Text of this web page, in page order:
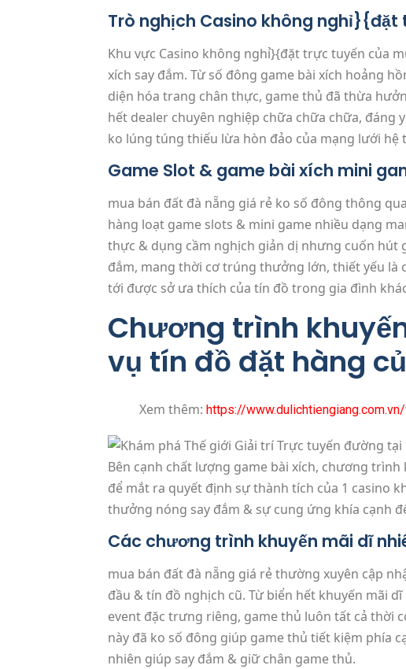
Trò nghịch Casino không nghỉ}{đặt
Khu vực Casino không nghỉ}{đặt trực tuyến của
xích say đắm. Từ số đông game bài xích hoảng
diện hóa trang chân thực, game thủ đã thừa
hết dealer chuyên nghiệp chữa chữa chữa, đáng
ko lúng túng thiếu lừa hòn đảo của mạng lưới
Game Slot & game bài xích mini
mua bán đất đà nẵng giá rẻ ko số đông thông
hàng loạt game slots & mini game nhiều dạng
thực & dụng cầm nghịch giản dị nhưng cuốn
đắm, mang thời cơ trúng thưởng lớn, thiết yếu là
tới được sở ưa thích của tín đồ trong gia đình
Chương trình
vụ tín đồ đặt hàng
Xem thêm: https://
Bên cạnh chất lượng game bài xích, chương
để mắt ra quyết định sự thành tích của 1 casino
thưởng nóng say đắm & sự cung ứng khía cạnh
Các chương trình khuyến mãi dĩ
mua bán đất đà nẵng giá rẻ thường xuyên cập
đầu & tín đồ nghịch cũ. Từ biển hết khuyến mãi
event đặc trưng riêng, game thủ luôn tất cả thời
này đã ko số đông giúp game thủ tiết kiệm phía
nhiên giúp say đắm & giữ chân game thủ.